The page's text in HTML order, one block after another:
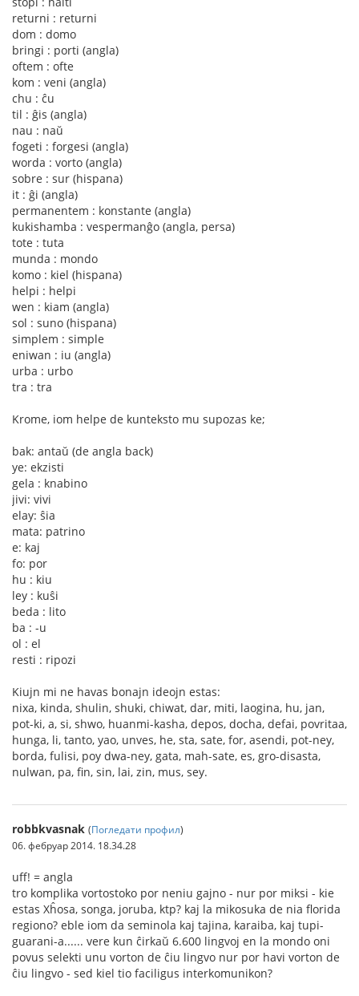
returni : returni
dom : domo
bringi : porti (angla)
oftem : ofte
kom : veni (angla)
chu : ĉu
til : ĝis (angla)
nau : naŭ
fogeti : forgesi (angla)
worda : vorto (angla)
sobre : sur (hispana)
it : ĝi (angla)
permanentem : konstante (angla)
kukishamba : vespermanĝo (angla, persa)
tote : tuta
munda : mondo
komo : kiel (hispana)
helpi : helpi
wen : kiam (angla)
sol : suno (hispana)
simplem : simple
eniwan : iu (angla)
urba : urbo
tra : tra
Krome, iom helpe de kunteksto mu supozas ke;
bak: antaŭ (de angla back)
ye: ekzisti
gela : knabino
jivi: vivi
elay: ŝia
mata: patrino
e: kaj
fo: por
hu : kiu
ley : kuŝi
beda : lito
ba : -u
ol : el
resti : ripozi
Kiujn mi ne havas bonajn ideojn estas:
nixa, kinda, shulin, shuki, chiwat, dar, miti, laogina, hu, jan,
pot-ki, a, si, shwo, huanmi-kasha, depos, docha, defai, povritaa,
hunga, li, tanto, yao, unves, he, sta, sate, for, asendi, pot-ney,
borda, fulisi, poy dwa-ney, gata, mah-sate, es, gro-disasta,
nulwan, pa, fin, sin, lai, zin, mus, sey.
robbkvasnak (Погледати профил)
06. фебруар 2014. 18.34.28
uff! = angla
tro komplika vortostoko por neniu gajno - nur por miksi - kie
estas Xĥosa, songa, joruba, ktp? kaj la mikosuka de nia florida
regiono? eble iom da seminola kaj tajina, karaiba, kaj tupi-
guarani-a...... vere kun ĉirkaŭ 6.600 lingvoj en la mondo oni
povus selekti unu vorton de ĉiu lingvo nur por havi vorton de
ĉiu lingvo - sed kiel tio faciligus interkomunikon?